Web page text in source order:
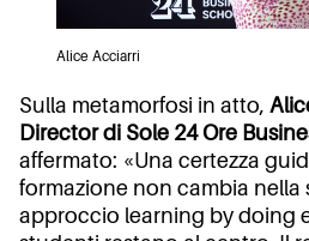
Alice Acciarri
Sulla metamorfosi in atto,
Director di Sole 24 Ore
affermato: «Una certezza
formazione non cambia nella
approccio learning by doing